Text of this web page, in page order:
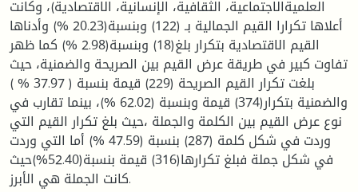
العلميةالاجتماعية، الثقافية، الإنسانية، الاقتصادية)، وكانت
أعلاها تكرارا القيم الجمالية بـ (122) وبنسبة(20.23 %) وأدناها
القيم الاقتصادية بتكرار بلغ(18) وبنسبة(2.98 %) كما ظهر
تفاوت كبير في طريقة عرض القيم بين الصريحة والضمنية، حيث
بلغت تكرار القيم الصريحة (229) قيمة بنسبة ( 37.97 % )
والضمنية بتكرار(374) قيمة وبنسبة (62.02 %)، بينما تقارب في
نوع عرض القيم بين الكلمة والجملة ،حيث بلغ تكرار القيم التي
وردت في شكل كلمة (287) بنسبة (47.59 %) أما التي وردت
في شكل جملة فبلغ تكرارها(316) قيمة بنسبة(52.40%)حيث
كانت الجملة هي الأبرز.